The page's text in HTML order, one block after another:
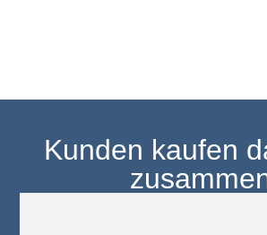
Kunden kaufen